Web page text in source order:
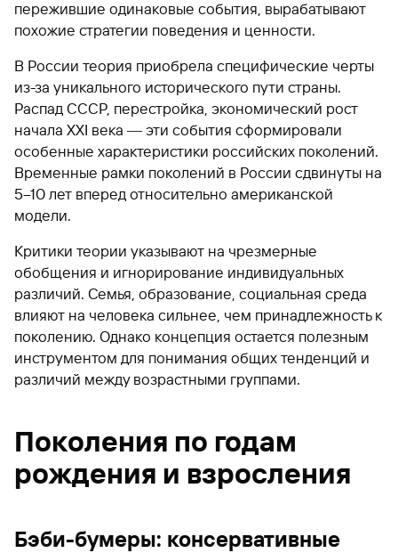
пережившие одинаковые события, вырабатывают
похожие стратегии поведения и ценности.
В России теория приобрела специфические черты
из-за уникального исторического пути страны.
Распад СССР, перестройка, экономический рост
начала XXI века ― эти события сформировали
особенные характеристики российских поколений.
Временные рамки поколений в России сдвинуты на
5–10 лет вперед относительно американской
модели.
Критики теории указывают на чрезмерные
обобщения и игнорирование индивидуальных
различий. Семья, образование, социальная среда
влияют на человека сильнее, чем принадлежность к
поколению. Однако концепция остается полезным
инструментом для понимания общих тенденций и
различий между возрастными группами.
Поколения по годам
рождения и взросления
Бэби-бумеры: консервативные